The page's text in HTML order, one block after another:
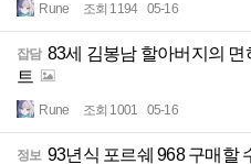
Rune 조회 1194 05-16
잡담 83세 김봉남 할아버지의
트
Rune 조회 1001 05-16
정보 93년식 포르쉐 968 구매할